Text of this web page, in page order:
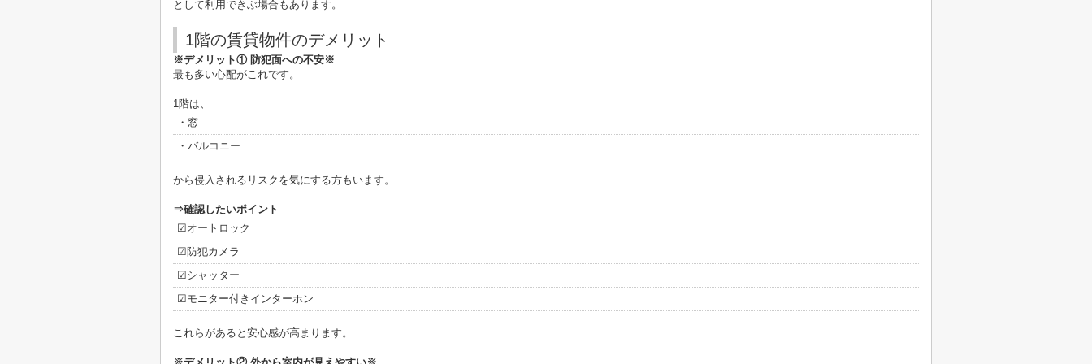
として利用できぶ場合もあります。
1階の賃貸物件のデメリット
※デメリット① 防犯面への不安※
最も多い心配がこれです。
1階は、
・窓
・バルコニー
から侵入されるリスクを気にする方もいます。
⇒確認したいポイント
☑オートロック
☑防犯カメラ
☑シャッター
☑モニター付きインターホン
これらがあると安心感が高まります。